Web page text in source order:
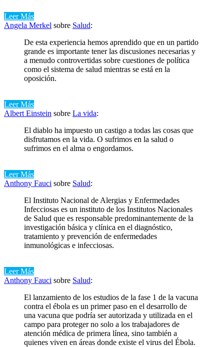
Leer Más
Angela Merkel sobre Salud:
De esta experiencia hemos aprendido que en un partido
grande es importante tener las discusiones necesarias y
a menudo controvertidas sobre cuestiones de política
como el sistema de salud mientras se está en la
oposición.
Leer Más
Albert Einstein sobre La vida:
El diablo ha impuesto un castigo a todas las cosas que
disfrutamos en la vida. O sufrimos en la salud o
sufrimos en el alma o engordamos.
Leer Más
Anthony Fauci sobre Salud:
El Instituto Nacional de Alergias y Enfermedades
Infecciosas es un instituto de los Institutos Nacionales
de Salud que es responsable predominantemente de la
investigación básica y clínica en el diagnóstico,
tratamiento y prevención de enfermedades
inmunológicas e infecciosas.
Leer Más
Anthony Fauci sobre Salud:
El lanzamiento de los estudios de la fase 1 de la vacuna
contra el ébola es un primer paso en el desarrollo de
una vacuna que podría ser autorizada y utilizada en el
campo para proteger no solo a los trabajadores de
atención médica de primera línea, sino también a
quienes viven en áreas donde existe el virus del Ébola.